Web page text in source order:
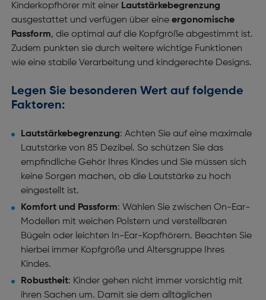
Kinderkopfhörer mit einerLautstärkebegrenzung
ausgestattet und verfügen über eine ergonomische
Passform, die optimal auf die Kopfgröße abgestimmt ist.
Zudem punkten sie durch weitere wichtige Funktionen
wie eine stabile Verarbeitung und kindgerechte Designs.
Legen Sie besonderen Wert auf folgende
Faktoren:
Lautstärkebegrenzung: Achten Sie auf eine maximale
Lautstärke von 85 Dezibel. So schützen Sie das
empfindliche Gehör Ihres Kindes und Sie müssen sich
keine Sorgen machen, ob die Lautstärke zu hoch
eingestellt ist.
Komfort und Passform: Wählen Sie zwischen On-Ear-
Modellen mit weichen Polstern und verstellbaren
Bügeln oder leichten In-Ear-Kopfhörern. Beachten Sie
hierbei immer Kopfgröße und Altersgruppe Ihres
Kindes.
Robustheit: Kinder gehen nicht immer vorsichtig mit
ihren Sachen um. Damit sie dem alltäglichen